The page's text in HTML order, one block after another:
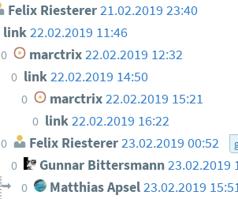
Felix Riesterer21.02.2019 23:40
link22.02.2019 11:46
0 marctrix22.02.2019 12:32
0 link22.02.2019 14:50
0 marctrix22.02.2019 15:21
0 link22.02.2019 16:22
0 Felix Riesterer23.02.2019 00:52
0 Gunnar Bittersmann23.02.2019
0 Matthias Apsel23.02.2019